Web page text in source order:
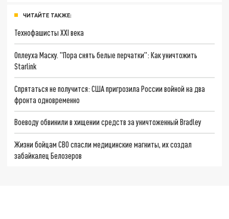
ЧИТАЙТЕ ТАКЖЕ:
Технофашисты XXI века
Оплеуха Маску. "Пора снять белые перчатки": Как уничтожить
Starlink
Спрятаться не получится: США пригрозила России войной на два
фронта одновременно
Воеводу обвинили в хищении средств за уничтоженный Bradley
Жизни бойцам СВО спасли медицинские магниты, их создал
забайкалец Белозеров